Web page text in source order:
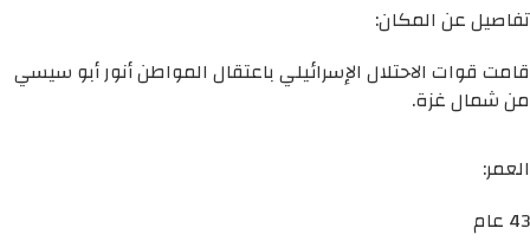
تفاصيل عن المكان:
قامت قوات الاحتلال الإسرائيلي باعتقال المواطن أنور أبو سيسي
من شمال غزة.
العمر:
43 عام